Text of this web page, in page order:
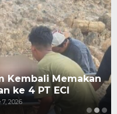
Kembali Memakan
ke 4 PT ECI
2026